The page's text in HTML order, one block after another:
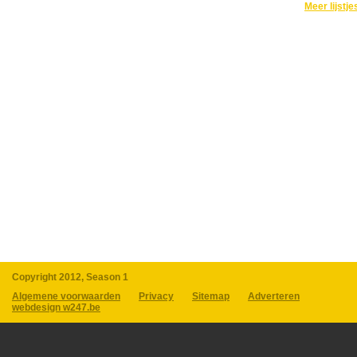
Meer
Copyright 2012, Season 1
Algemene voorwaarden
Privacy Sitemap
Adverteren
webdesign w247.be